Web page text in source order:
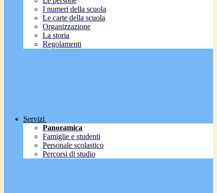
I numeri della scuola
Le carte della scuola
Organizzazione
La storia
Regolamenti
Servizi
Panoramica
Famiglie e studenti
Personale scolastico
Percorsi di studio